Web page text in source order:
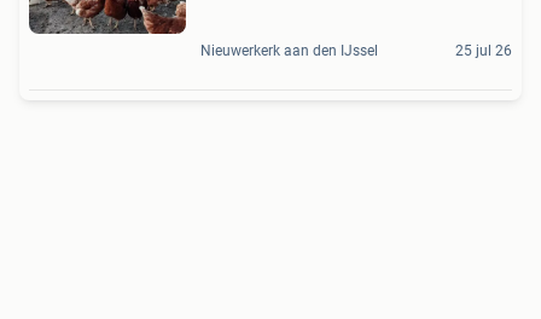
Nieuwerkerk aan den IJssel 25 jul 26